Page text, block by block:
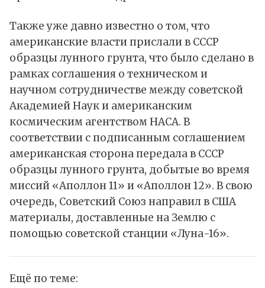
Также уже давно известно о том, что
американские власти прислали в СССР
образцы лунного грунта, что было сделано в
рамках соглашения о техническом и
научном сотрудничестве между советской
Академией Наук и американским
космическим агентством НАСА. В
соответствии с подписанным соглашением
американская сторона передала в СССР
образцы лунного грунта, добытые во время
миссий «Аполлон 11» и «Аполлон 12». В свою
очередь, Советский Союз направил в США
материалы, доставленные на Землю с
помощью советской станции «Луна-16».
Ещё по теме: